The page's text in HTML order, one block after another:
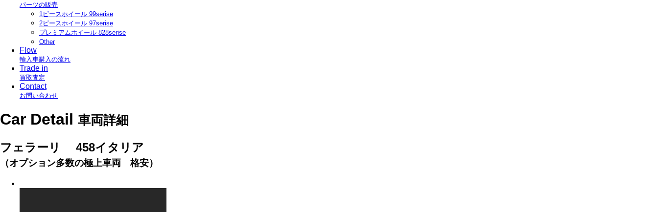
パーツの販売
1ピースホイール 99serise
2ピースホイール 97serise
プレミアムホイール 828serise
Other
Flow
輸入車購入の流れ
Trade in
買取査定
Contact
お問い合わせ
Car Detail 車両詳細
フェラーリ 458イタリア
（オプション多数の極上車両 格安）